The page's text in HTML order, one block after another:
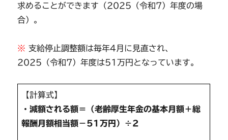
求めることができます（2025（令和7）年度の場
合）。
※ 支給停止調整額は毎年4月に見直され、
2025（令和7）年度は51万円となっています。
【計算式】
・減額される額＝（老齢厚生年金の基本月額＋総
報酬月額相当額－51万円）÷2